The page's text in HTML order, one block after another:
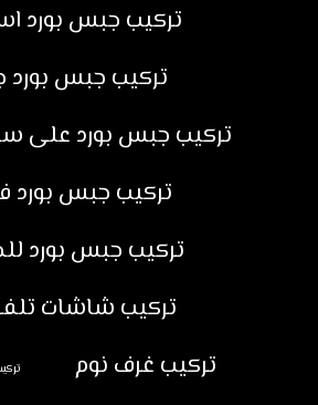
تركيب جبس بورد
تركيب جبس بورد
تركيب جبس بورد
تركيب جبس بورد
تركيب جبس بورد
تركيب شاشات
تركيب غرف نوم